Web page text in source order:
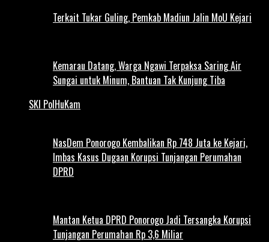
Terkait Tukar Guling, Pemkab Madiun Jalin MoU Kejari
Kemarau Datang, Warga Ngawi Terpaksa Saring Air
Sungai untuk Minum, Bantuan Tak Kunjung Tiba
SKI PolHuKam
NasDem Ponorogo Kembalikan Rp 748 Juta ke Kejari,
Imbas Kasus Dugaan Korupsi Tunjangan Perumahan
DPRD
Mantan Ketua DPRD Ponorogo Jadi Tersangka Korupsi
Tunjangan Perumahan Rp 3,6 Miliar